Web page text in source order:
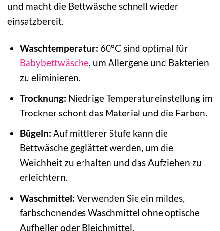
und macht die Bettwäsche schnell wieder
einsatzbereit.
Waschtemperatur: 60°C sind optimal für
Babybettwäsche, um Allergene und Bakterien
zu eliminieren.
Trocknung: Niedrige Temperatureinstellung im
Trockner schont das Material und die Farben.
Bügeln: Auf mittlerer Stufe kann die
Bettwäsche geglättet werden, um die
Weichheit zu erhalten und das Aufziehen zu
erleichtern.
Waschmittel: Verwenden Sie ein mildes,
farbschonendes Waschmittel ohne optische
Aufheller oder Bleichmittel.